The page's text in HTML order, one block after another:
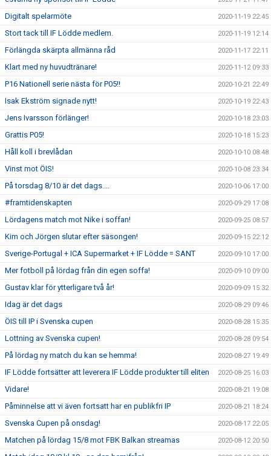
Digitalt spelarmöte 2020-11-19 22:45
Stort tack till IF Lödde medlem. 2020-11-19 12:14
Förlängda skärpta allmänna råd 2020-11-17 22:11
Klart med ny huvudtränare! 2020-11-12 09:33
P16 Nationell serie nästa för P05!! 2020-10-21 22:49
Isak Ekström signade nytt! 2020-10-19 22:43
Jens Ivarsson förlänger! 2020-10-18 23:03
Grattis P05! 2020-10-18 15:23
Håll koll i brevlådan 2020-10-10 08:48
Vinst mot ÖIS! 2020-10-08 23:34
På torsdag 8/10 är det dags.... 2020-10-06 17:00
#framtidenskapten 2020-09-29 17:08
Lördagens match mot Nike i soffan! 2020-09-25 08:57
Kim och Jörgen slutar efter säsongen! 2020-09-15 22:12
Sverige-Portugal + ICA Supermarket + IF Lödde = SANT 2020-09-10 17:00
Mer fotboll på lördag från din egen soffa! 2020-09-10 09:00
Gustav klar för ytterligare två år! 2020-09-09 15:32
Idag är det dags 2020-08-29 09:46
ÖIS till IP i Svenska cupen 2020-08-28 15:35
Lottning av Svenska cupen! 2020-08-28 09:54
På lördag ny match du kan se hemma! 2020-08-27 19:49
IF Lödde fortsätter att leverera IF Lödde produkter till eliten 2020-08-25 16:03
Vidare! 2020-08-21 19:08
Påminnelse att vi även fortsatt har en publikfri IP 2020-08-21 18:24
Svenska Cupen på onsdag! 2020-08-17 22:05
Matchen på lördag 15/8 mot FBK Balkan streamas 2020-08-12 20:50